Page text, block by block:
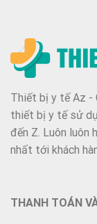
Thiết bị y tế Az -
thiết bị y tế sử
đến Z. Luôn luôn
nhất tới khách
THANH TOÁN